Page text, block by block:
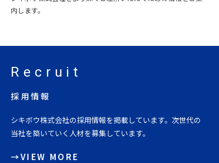
内します。
Recruit
採用情報
シキボウ株式会社の採用情報を掲載しています。 次世代の
当社を築いていく人材を募集しています。
→VIEW MORE